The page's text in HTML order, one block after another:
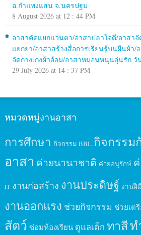
อ.กำแพงแสน จ.นครปฐม
8 August 2026 at 12 : 44 PM
อาสาคัดแยกแว่นตา/อาสาปลาใจดี/อาสา
แยกยา/อาสาสร้างสื่อการเรียนรู้บนผืนผ้า
จัดกางเกงผ้าอ้อม/อาสาหมอนหนุนอุ่นรัก วั
29 July 2026 at 14 : 37 PM
หมวดหมู่งานอาสา
การศึกษา กิจกรรม BBL กิจกรรม
อาสา ค่ายนานาชาติ ค่ายอนุรักษ์
IT งานก่อสร้าง งานประดิษฐ์ งานฝี
งานออกแรง ช่วยกิจกรรม ช่วยเต
สัตว์ ซ่อมห้องเรียน ดูแลเด็ก ทาสีท